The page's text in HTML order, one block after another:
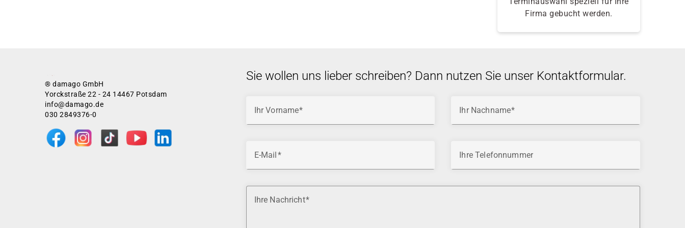
Firma gebucht werden.
® damago GmbH
Yorckstraße 22 - 24 14467 Potsdam
info@damago.de
030 2849376-0
Sie wollen uns lieber schreiben? Dann nutzen Sie unser Kontaktformular.
Ihr Vorname Ihr Nachname
E-Mail Ihre Telefonnummer
Ihre Nachricht